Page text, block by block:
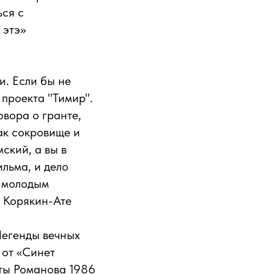
с
Если бы не
"Тимир".
о гранте,
сокровище и
а вы в
и дело
молодым
Корякин-Ате
вечных
«Синет
Романова 1986